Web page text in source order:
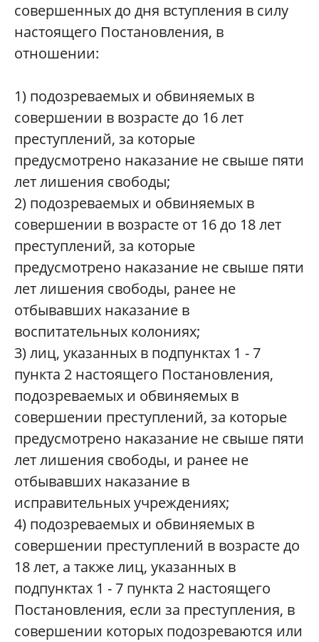
совершенных до дня вступления в силу
настоящего Постановления, в
отношении:
1) подозреваемых и обвиняемых в
совершении в возрасте до 16 лет
преступлений, за которые
предусмотрено наказание не свыше пяти
лет лишения свободы;
2) подозреваемых и обвиняемых в
совершении в возрасте от 16 до 18 лет
преступлений, за которые
предусмотрено наказание не свыше пяти
лет лишения свободы, ранее не
отбывавших наказание в
воспитательных колониях;
3) лиц, указанных в подпунктах 1 - 7
пункта 2 настоящего Постановления,
подозреваемых и обвиняемых в
совершении преступлений, за которые
предусмотрено наказание не свыше пяти
лет лишения свободы, и ранее не
отбывавших наказание в
исправительных учреждениях;
4) подозреваемых и обвиняемых в
совершении преступлений в возрасте до
18 лет, а также лиц, указанных в
подпунктах 1 - 7 пункта 2 настоящего
Постановления, если за преступления, в
совершении которых подозреваются или